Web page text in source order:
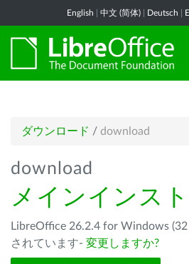
English 中文 (简体) Deutsch
ダウンロード / download
download
メインインス
LibreOffice 26.2.4 for Windows
されています- 変更しますか?